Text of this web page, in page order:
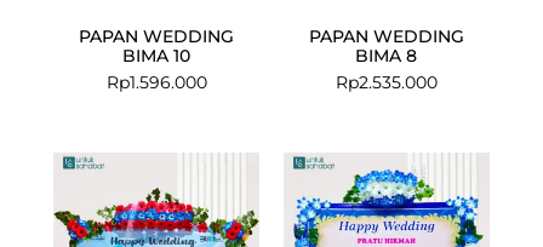
PAPAN WEDDING
BIMA 10
Rp1.596.000
PAPAN WEDDING
BIMA 8
Rp2.535.000